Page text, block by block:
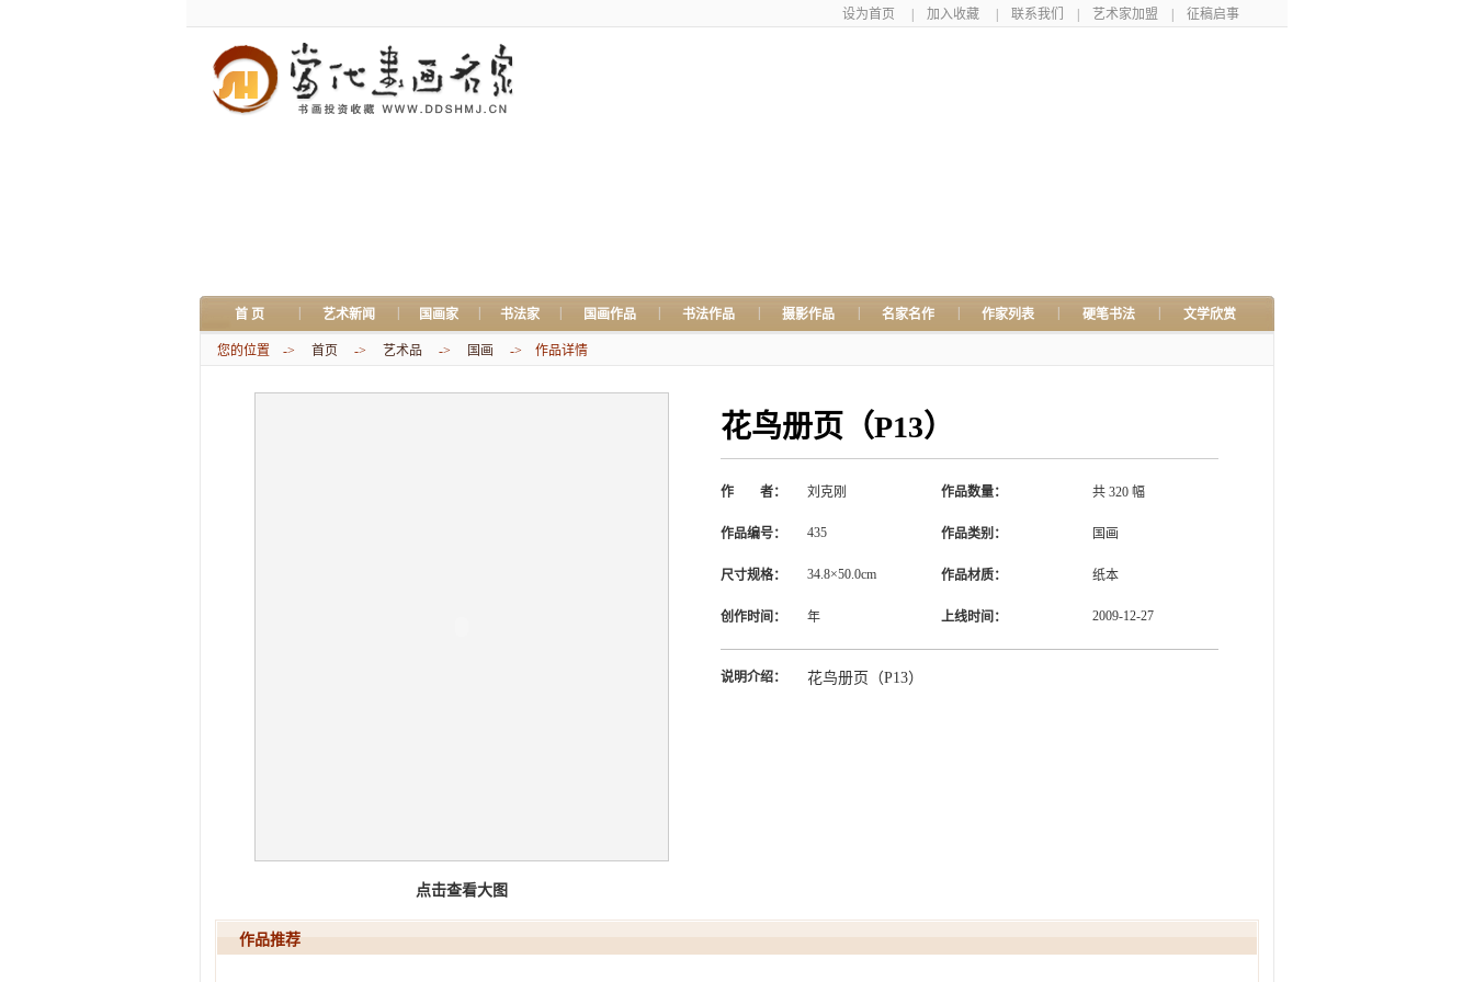
设为首页 加入收藏 联系我们 艺术家加盟 征稿启事
首 页 艺术新闻 国画家 书法家 国画作品 书法作品 摄影作品 名家名作 作家列表 硬笔书法 文学欣赏
您的位置 -> 首页 -> 艺术品 -> 国画 -> 作品详情
点击查看大图
花鸟册页（P13）
作 者： 刘克刚 作品数量： 共 320 幅
作品编号： 435 作品类别： 国画
尺寸规格： 34.8×50.0cm 作品材质： 纸本
创作时间： 年 上线时间： 2009-12-27
说明介绍： 花鸟册页（P13）
作品推荐